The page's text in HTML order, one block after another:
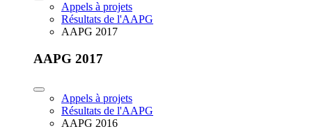
Appels à projets
Résultats de l'AAPG
AAPG 2017
AAPG 2017
Appels à projets
Résultats de l'AAPG
AAPG 2016